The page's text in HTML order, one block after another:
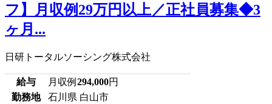
フ】月収例29万円以上／正社員募集◆3
ヶ月...
日研トータルソーシング株式会社
給与 月収例 294,000円
勤務地
石川県 白山市